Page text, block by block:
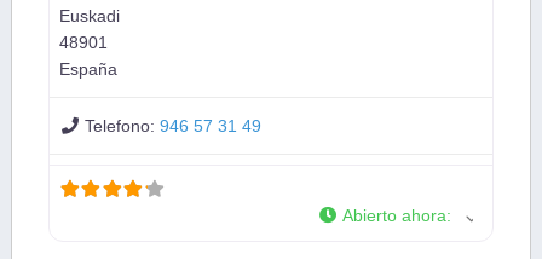
Euskadi
48901
España
Telefono:946 57 31 49
Abierto ahora: